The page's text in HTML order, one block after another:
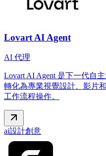
Lovart AI Agent
AI 代理
Lovart AI Agent 是下一代自
轉化為專業視覺設計、影片
工作流程操作。
ai設計創意